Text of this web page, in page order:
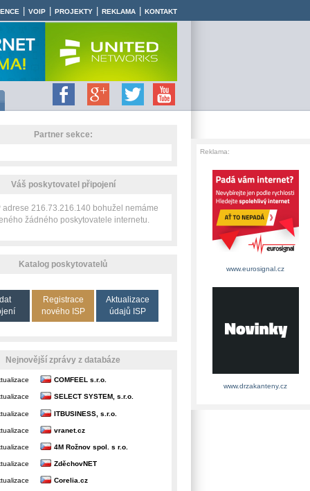
VOIP PROJEKTY REKLAMA KONTAKT
Partner sekce:
Váš poskytovatel připojení
adrese 216.73.216.140 bohužel nemáme
žádného poskytovatele internetu.
Katalog poskytovatelů
Registrace
nového ISP
Aktualizace
údajů ISP
Nejnovější zprávy z databáze
COMFEEL s.r.o.
SELECT SYSTEM, s.r.o.
ITBUSINESS, s.r.o.
vranet.cz
4M Rožnov spol. s r.o.
ZděchovNET
Corelia.cz
Reklama:
www.eurosignal.cz
www.drzakanteny.cz